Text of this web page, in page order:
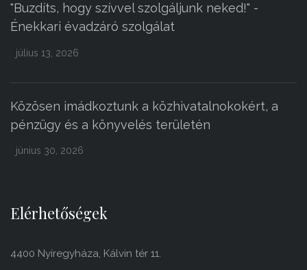
"Buzdíts, hogy szívvel szolgáljunk neked!" -
Énekkari évadzáró szolgálat
július 13, 2026
Közösen imádkoztunk a közhivatalnokokért, a
pénzügy és a könyvelés területén
június 30, 2026
Elérhetőségek
4400 Nyíregyháza, Kálvin tér 11.